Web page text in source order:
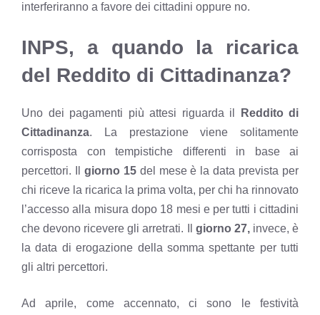
interferiranno a favore dei cittadini oppure no.
INPS, a quando la ricarica
del Reddito di Cittadinanza?
Uno dei pagamenti più attesi riguarda il
Reddito di
Cittadinanza. La prestazione viene solitamente
corrisposta con tempistiche differenti in base ai
percettori. Il giorno 15del mese è la data prevista per
chi riceve la ricarica la prima volta, per chi ha rinnovato
l’accesso alla misura dopo 18 mesi e per tutti i cittadini
che devono ricevere gli arretrati. Il giorno 27,invece, è
la data di erogazione della somma spettante per tutti
gli altri percettori.
Ad aprile, come accennato, ci sono le festività